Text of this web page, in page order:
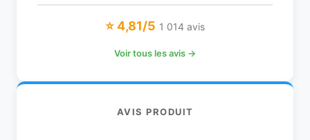
⭐ 4,81/5 1 014 avis
Voir tous les avis →
AVIS PRODUIT